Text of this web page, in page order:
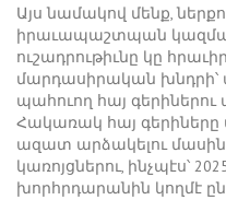
Այս նամակով մենք,
իրաւապաշտպան
ուշադրութիւնը կը
մարդասիրական խնդրի՝
պահուող հայ
Հակառակ հայ
ազատ արձակելու
կառոյցներու, ինչպէս՝
խորհրդարանին կողմէ